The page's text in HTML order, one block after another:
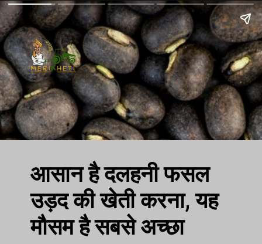
आसान है दलहनी फसल
उड़द की खेती करना, यह
मौसम है सबसे अच्छा